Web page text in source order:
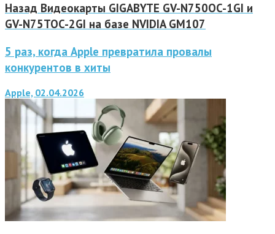
Назад Видеокарты GIGABYTE GV-N750OC-1GI и
GV-N75TOC-2GI на базе NVIDIA GM107
5 раз, когда Apple превратила провалы
конкурентов в хиты
Apple, 02.04.2026